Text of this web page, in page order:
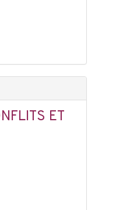
ET